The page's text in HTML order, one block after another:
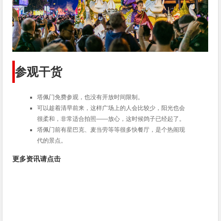
参观干货
塔佩门免费参观，也没有开放时间限制。
可以趁着清早前来，这样广场上的人会比较少，阳光也会
很柔和，非常适合拍照——放心，这时候鸽子已经起了。
塔佩门前有星巴克、麦当劳等等很多快餐厅，是个热闹现
代的景点。
更多资讯请点击